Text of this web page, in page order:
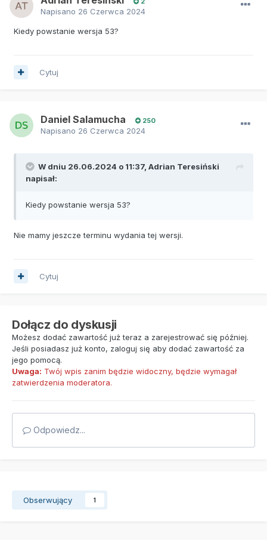
Napisano 26 Czerwca 2024
Kiedy powstanie wersja 53?
Cytuj
Daniel Salamucha 250
Napisano 26 Czerwca 2024
W dniu 26.06.2024 o 11:37, Adrian Teresiński
napisał:
Kiedy powstanie wersja 53?
Nie mamy jeszcze terminu wydania tej wersji.
Cytuj
Dołącz do dyskusji
Możesz dodać zawartość już teraz a zarejestrować się później.
Jeśli posiadasz już konto, zaloguj się aby dodać zawartość za
jego pomocą.
Uwaga: Twój wpis zanim będzie widoczny, będzie wymagał
zatwierdzenia moderatora.
Odpowiedz...
Obserwujący 1